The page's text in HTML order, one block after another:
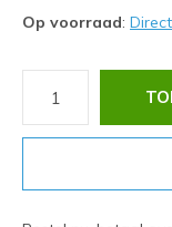
Op voorraad: